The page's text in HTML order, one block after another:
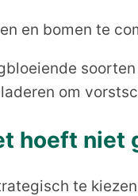
en bomen te
om
hoeft niet
te